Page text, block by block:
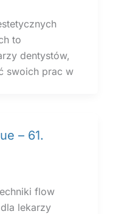
to
dentystów,
swoich prac w
– 61.
flow
lekarzy